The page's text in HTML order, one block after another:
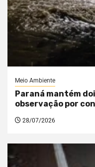
Meio Ambiente
Paraná mantém
observação por
28/07/2026